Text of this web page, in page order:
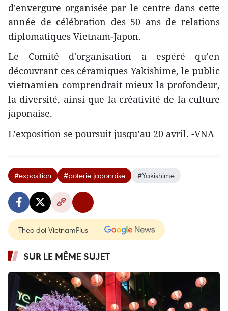
d'envergure organisée par le centre dans cette
année de célébration des 50 ans de relations
diplomatiques Vietnam-Japon.
Le Comité d'organisation a espéré qu’en
découvrant ces céramiques Yakishime, le public
vietnamien comprendrait mieux la profondeur,
la diversité, ainsi que la créativité de la culture
japonaise.
L’exposition se poursuit jusqu’au 20 avril. -VNA
#exposition #poterie japonaise #Yakishime
Theo dõi VietnamPlus
SUR LE MÊME SUJET